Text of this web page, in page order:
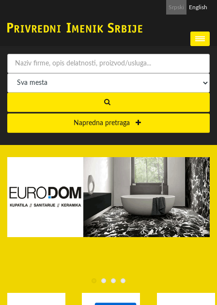
Srpski English
Napredna pretraga